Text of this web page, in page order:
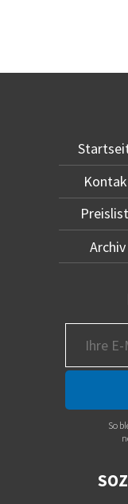
Archiv
So